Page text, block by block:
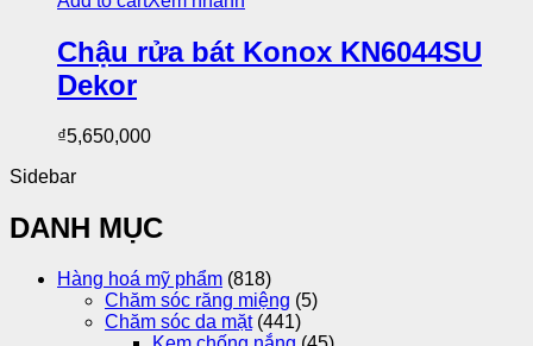
Chậu rửa bát Konox KN6044SU
Dekor
₫5,650,000
Sidebar
DANH MỤC
Hàng hoá mỹ phẩm (818)
Chăm sóc răng miệng (5)
Chăm sóc da mặt (441)